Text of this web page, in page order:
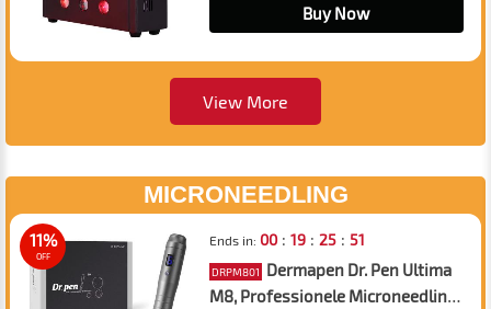
voor een jeugdige huid en
pijnverlichting
Buy Now
View More
MICRONEEDLING
11%
OFF
Ends in: 00: 19: 25: 50
DRPM801
Dermapen Dr. Pen Ultima
M8, Professionele Microneedling